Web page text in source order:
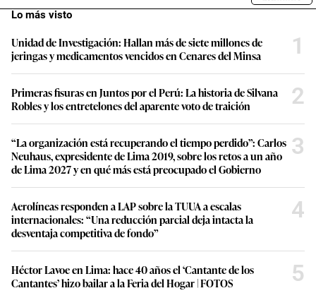
Lo más visto
Unidad de Investigación: Hallan más de siete millones de
jeringas y medicamentos vencidos en Cenares del Minsa
1
Primeras fisuras en Juntos por el Perú: La historia de Silvana
Robles y los entretelones del aparente voto de traición
2
“La organización está recuperando el tiempo perdido”: Carlos
Neuhaus, expresidente de Lima 2019, sobre los retos a un año
de Lima 2027 y en qué más está preocupado el Gobierno
3
Aerolíneas responden a LAP sobre la TUUA a escalas
internacionales: “Una reducción parcial deja intacta la
desventaja competitiva de fondo”
4
Héctor Lavoe en Lima: hace 40 años el ‘Cantante de los
Cantantes’ hizo bailar a la Feria del Hogar | FOTOS
5